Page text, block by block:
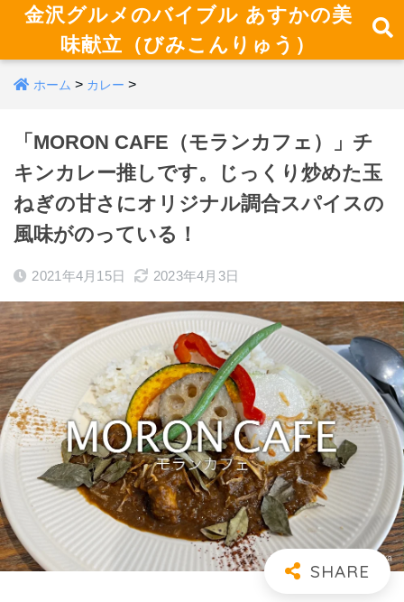
金沢グルメのバイブル あすかの美
味献立（びみこんりゅう）
ホーム > カレー >
「MORON CAFE（モランカフェ）」チ
キンカレー推しです。じっくり炒めた玉
ねぎの甘さにオリジナル調合スパイスの
風味がのっている！
2021年4月15日 2023年4月3日